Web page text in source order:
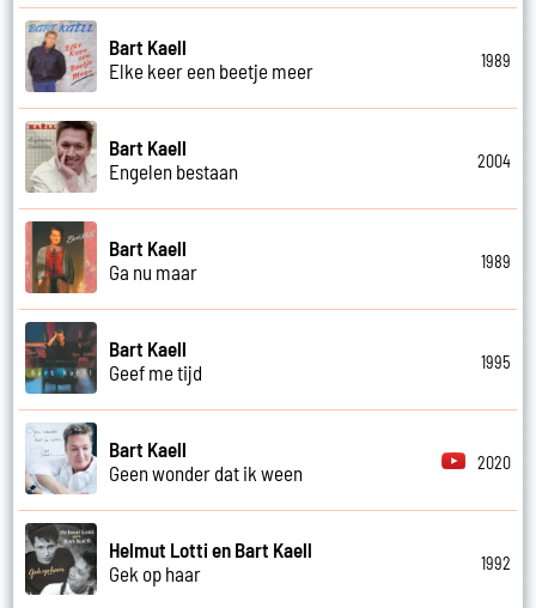
Bart Kaell
Elke keer een beetje meer
1989
Bart Kaell
Engelen bestaan
2004
Bart Kaell
Ga nu maar
1989
Bart Kaell
Geef me tijd
1995
Bart Kaell
Geen wonder dat ik ween
2020
Helmut Lotti en Bart Kaell
Gek op haar
1992